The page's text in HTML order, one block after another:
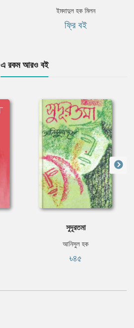
ইমদাদুল হক মিলন
ফ্রি বই
এ রকম আরও বই
সুদূরতমা
আনিসুল হক
৳৪৫